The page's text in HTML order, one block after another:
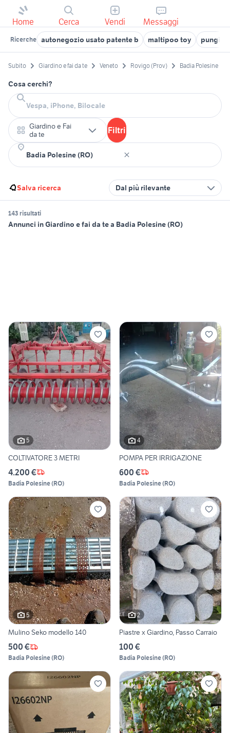
Home Cerca Vendi Messaggi
Ricerche autonegozio usato patente b maltipoo toy
Subito Giardino e fai da te Veneto Rovigo (Prov) Badia Polesine
Cosa cerchi?
Giardino e Fai
da te
Filtri
Salva ricerca Dal più rilevante
143 risultati
Annunci in Giardino e fai da te a Badia Polesine (RO)
5
COLTIVATORE 3 METRI
4.200 €
Badia Polesine(RO)
4
POMPA PER IRRIGAZIONE
600 €
Badia Polesine(RO)
5
Mulino Seko modello 140
500 €
Badia Polesine(RO)
2
Piastre x Giardino, Passo Carraio
100 €
Badia Polesine(RO)